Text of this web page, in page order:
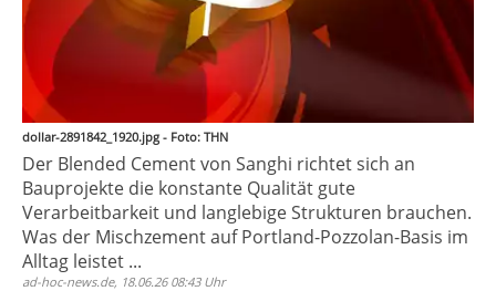
dollar-2891842_1920.jpg - Foto: THN
Der Blended Cement von Sanghi richtet sich an
Bauprojekte die konstante Qualität gute
Verarbeitbarkeit und langlebige Strukturen brauchen.
Was der Mischzement auf Portland-Pozzolan-Basis im
Alltag leistet ...
ad-hoc-news.de, 18.06.26 08:43 Uhr